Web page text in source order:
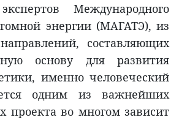
Международного
энергии (МАГАТЭ), из
составляющих
основу для развития
именно человеческий
одним из важнейших
проекта во многом зависит